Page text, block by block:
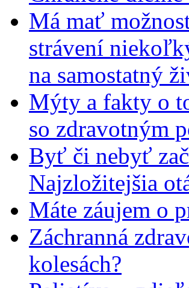
Má mať
strávení
na samostatný
Mýty a fakty o
so zdravotným
Byť či nebyť
Najzložitejšia
Máte záujem o
Záchranná
kolesách?